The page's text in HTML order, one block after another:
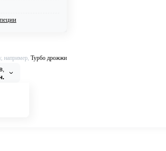
например, Турбо дрожжи